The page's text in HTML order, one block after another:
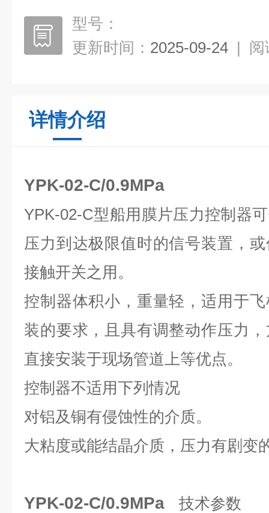
型号：
更新时间： 2025-09-24 | 阅
详情介绍
YPK-02-C/0.9MPa
YPK-02-C型船用膜片压力控制器
压力到达极限值时的信号装置，
接触开关之用。
控制器体积小，重量轻，适用于
装的要求，且具有调整动作压力
直接安装于现场管道上等优点。
控制器不适用下列情况
对铝及铜有侵蚀性的介质。
大粘度或能结晶介质，压力有剧变
YPK-02-C/0.9MPa 技术参数